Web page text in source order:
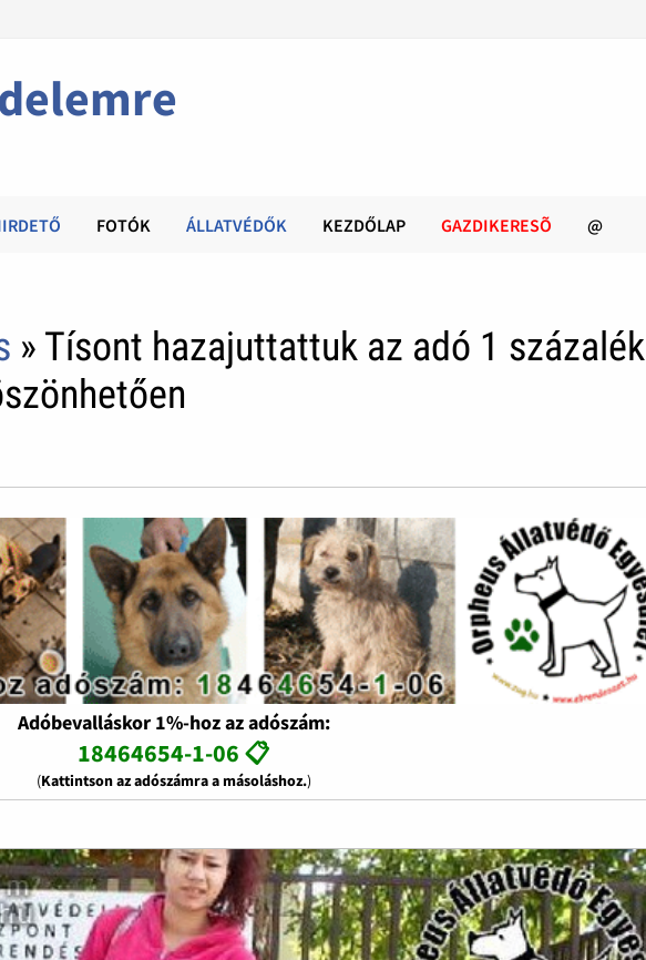
FOTÓK ÁLLATVÉDŐK KEZDŐLAP GAZDIKERESÕ @
» Tísont hazajuttattuk az adó 1 százalék
Adóbevalláskor 1%-hoz az adószám:
18464654-1-06 📋
(Kattintson az adószámra a másoláshoz.)